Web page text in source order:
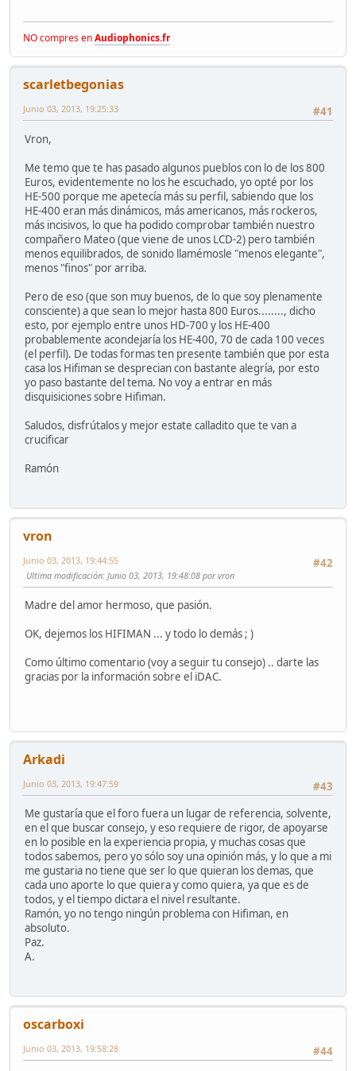
NO compres enAudiophonics.fr
scarletbegonias
#41
Junio 03, 2013, 19:25:33
Vron,
Me temo que te has pasado algunos pueblos con lo de los 800
Euros, evidentemente no los he escuchado, yo opté por los
HE-500 porque me apetecía más su perfil, sabiendo que los
HE-400 eran más dinámicos, más americanos, más rockeros,
más incisivos, lo que ha podido comprobar también nuestro
compañero Mateo (que viene de unos LCD-2) pero también
menos equilibrados, de sonido llamémosle "menos elegante",
menos "finos" por arriba.
Pero de eso (que son muy buenos, de lo que soy plenamente
consciente) a que sean lo mejor hasta 800 Euros........, dicho
esto, por ejemplo entre unos HD-700 y los HE-400
probablemente acondejaría los HE-400, 70 de cada 100 veces
(el perfil). De todas formas ten presente también que por esta
casa los Hifiman se desprecian con bastante alegría, por esto
yo paso bastante del tema. No voy a entrar en más
disquisiciones sobre Hifiman.
Saludos, disfrútalos y mejor estate calladito que te van a
crucificar
Ramón
vron
#42
Junio 03, 2013, 19:44:55
Ultima modificación: Junio 03, 2013, 19:48:08 por vron
Madre del amor hermoso, que pasión.
OK, dejemos los HIFIMAN ... y todo lo demás ; )
Como último comentario (voy a seguir tu consejo) .. darte las
gracias por la información sobre el iDAC.
Arkadi
#43
Junio 03, 2013, 19:47:59
Me gustaría que el foro fuera un lugar de referencia, solvente,
en el que buscar consejo, y eso requiere de rigor, de apoyarse
en lo posible en la experiencia propia, y muchas cosas que
todos sabemos, pero yo sólo soy una opinión más, y lo que a mi
me gustaria no tiene que ser lo que quieran los demas, que
cada uno aporte lo que quiera y como quiera, ya que es de
todos, y el tiempo dictara el nivel resultante.
Ramón, yo no tengo ningún problema con Hifiman, en
absoluto.
Paz.
A.
oscarboxi
#44
Junio 03, 2013, 19:58:28